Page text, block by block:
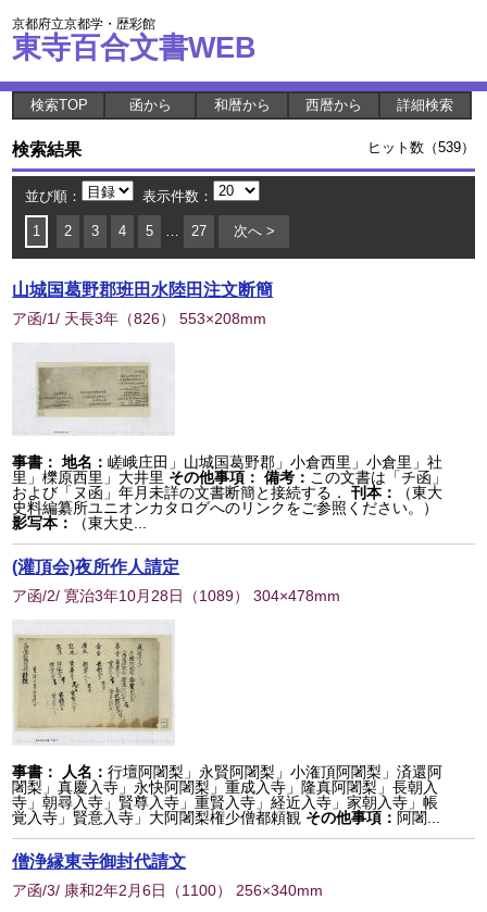
京都府立京都学・歴彩館
東寺百合文書WEB
検索TOP 函から 和暦から 西暦から 詳細検索
検索結果 ヒット数（539）
並び順： 表示件数：
1 2 3 4 5 … 27 次へ >
山城国葛野郡班田水陸田注文断簡
ア函/1/ 天長3年 （826） 553×208mm
事書： 地名：嵯峨庄田」山城国葛野郡」小倉西里」小倉里」社
里」櫟原西里」大井里 その他事項： 備考： この文書は「チ函」
および「ヌ函」年月未詳の文書断簡と接続する．
刊本：
（東大
史料編纂所ユニオンカタログへのリンクをご参照ください。）
影写本：
（東大史...
(灌頂会)夜所作人請定
ア函/2/ 寛治3年10月28日 （1089） 304×478mm
事書： 人名：行壇阿闍梨」永賢阿闍梨」小潅頂阿闍梨」済還阿
闍梨」真慶入寺」永快阿闍梨」重成入寺」隆真阿闍梨」長朝入
寺」朝尋入寺」賢尊入寺」重賢入寺」経近入寺」家朝入寺」帳
覚入寺」賢意入寺」大阿闍梨権少僧都頼観 その他事項： 阿闍...
僧浄縁東寺御封代請文
ア函/3/ 康和2年2月6日 （1100） 256×340mm